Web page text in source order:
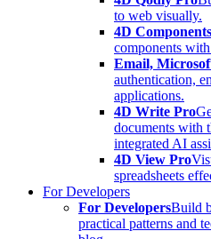
to web visually.
4D Components
components
Email,
authentication,
applications.
4D Write Pro
documents with
integrated AI
4D View Pro
spreadsheets
For Developers
For DevelopersBuild
practical patterns and